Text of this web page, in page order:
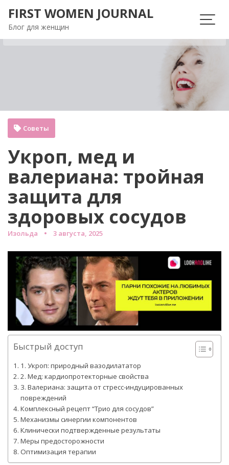
содержимому
FIRST WOMEN JOURNAL
Блог для женщин
Укроп, мед и
валериана: тройная
защита для
здоровых сосудов
Изольда 3 августа, 2025
Советы
Быстрый доступ
1. Укроп: природный вазодилататор
2. Мед: кардиопротекторные свойства
3. Валериана: защита от стресс-индуцированных
повреждений
Комплексный рецепт “Трио для сосудов”
Механизмы синергии компонентов
Клинически подтвержденные результаты
Меры предосторожности
Оптимизация терапии